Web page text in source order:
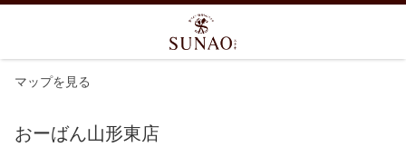
マップを見る
おーばん山形東店